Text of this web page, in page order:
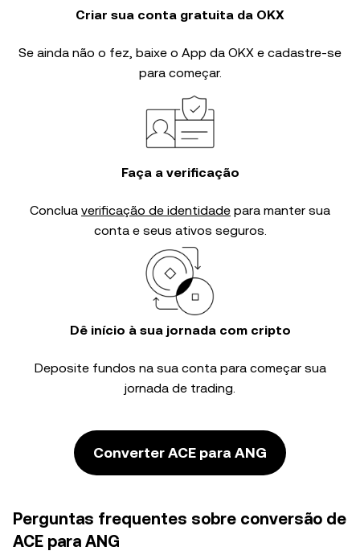
Criar sua conta gratuita da OKX
Se ainda não o fez, baixe o App da OKX e cadastre-se
para começar.
Faça a verificação
Conclua verificação de identidade para manter sua
conta e seus ativos seguros.
Dê início à sua jornada com cripto
Deposite fundos na sua conta para começar sua
jornada de trading.
Converter ACE para ANG
Perguntas frequentes sobre conversão de
ACE para ANG